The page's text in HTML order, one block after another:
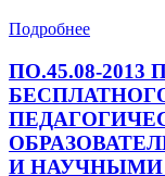
Подробнее
ПО.45.08-
И НАУЧНЫМИ